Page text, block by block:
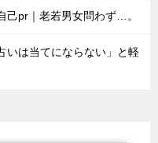
己pr｜老若男女問わず…。
いは当てにならない」と軽